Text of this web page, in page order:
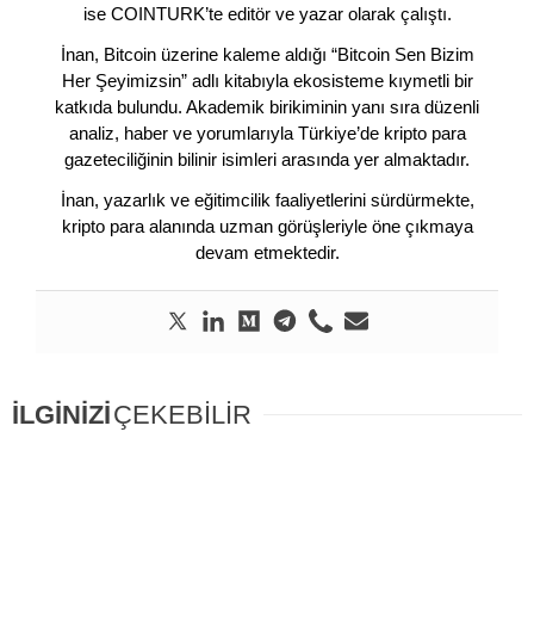
ise COINTURK’te editör ve yazar olarak çalıştı.
İnan, Bitcoin üzerine kaleme aldığı “Bitcoin Sen Bizim
Her Şeyimizsin” adlı kitabıyla ekosisteme kıymetli bir
katkıda bulundu. Akademik birikiminin yanı sıra düzenli
analiz, haber ve yorumlarıyla Türkiye’de kripto para
gazeteciliğinin bilinir isimleri arasında yer almaktadır.
İnan, yazarlık ve eğitimcilik faaliyetlerini sürdürmekte,
kripto para alanında uzman görüşleriyle öne çıkmaya
devam etmektedir.
İLGİNİZİÇEKEBİLİR